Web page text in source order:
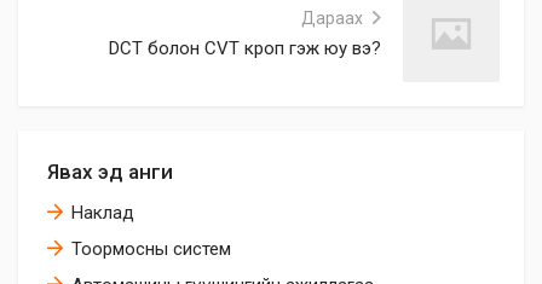
Явах эд анги
Наклад
Тоормосны систем
Дараах
DCT болон CVT кроп гэж юу вэ?